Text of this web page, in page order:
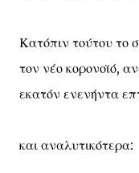
Κατόπιν τούτου το
τον νέο κορονοϊό,
εκατόν ενενήντα
και αναλυτικότερα: